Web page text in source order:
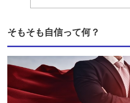
そもそも自信って何？